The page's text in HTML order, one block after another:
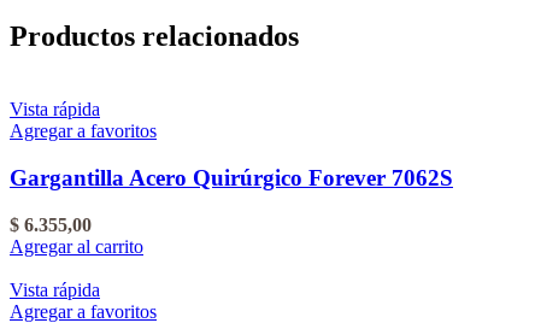
Productos relacionados
Vista rápida
Agregar a favoritos
Gargantilla Acero Quirúrgico Forever 7062S
$ 6.355,00
Agregar al carrito
Vista rápida
Agregar a favoritos